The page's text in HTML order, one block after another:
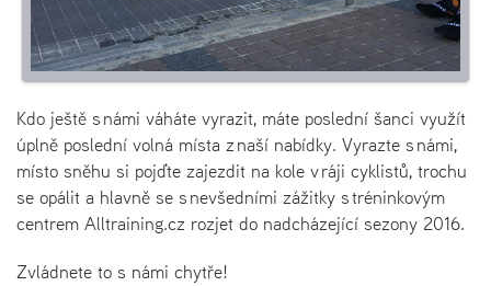
Kdo ještě s námi váháte vyrazit, máte poslední šanci využít
úplně poslední volná místa z naší nabídky. Vyrazte s námi,
místo sněhu si pojďte zajezdit na kole v ráji cyklistů, trochu
se opálit a hlavně se s nevšedními zážitky s tréninkovým
centrem Alltraining.cz rozjet do nadcházející sezony 2016.
Zvládnete to s námi chytře!